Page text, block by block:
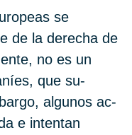
se
de la de­re­cha de
no es un
que su­
al­gu­nos ac­
e in­ten­tan